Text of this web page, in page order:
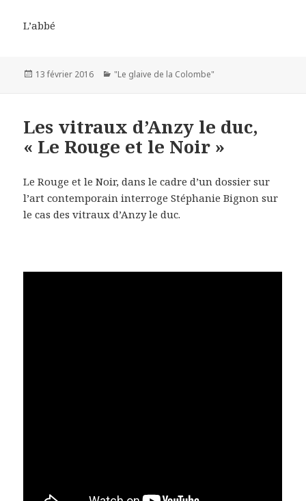
L’abbé
Publié
13 février 2016 Catégories
"Le glaive de la Colombe"
Les vitraux d’Anzy le duc,
« Le Rouge et le Noir »
Le Rouge et le Noir, dans le cadre d’un dossier sur
l’art contemporain interroge Stéphanie Bignon sur
le cas des vitraux d’Anzy le duc.